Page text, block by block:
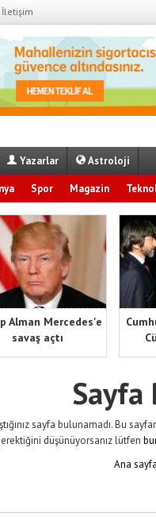
İletişim
Yazarlar Astroloji
Spor Magazin
Alman Mercedes'e
savaş açtı
Sayfa
sayfa bulunamadı. Bu
düşünüyorsanız lütfen
Ana